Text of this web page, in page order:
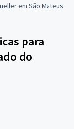
em São Mateus
para
do